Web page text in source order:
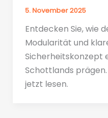
5. November 2025
Entdecken Sie, wie
Modularität und
Sicherheitskonzept
Schottlands
jetzt lesen.